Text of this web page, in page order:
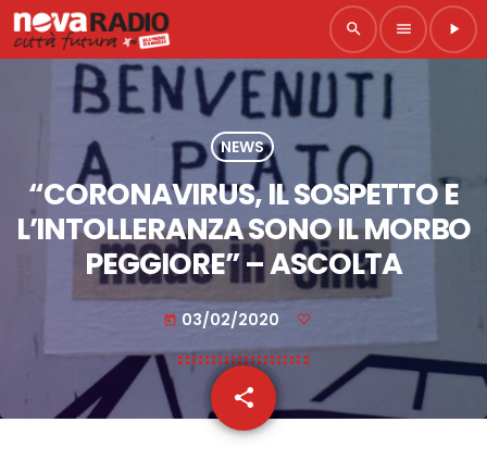
search menu play_arrow
NEWS
“CORONAVIRUS, IL SOSPETTO E
L’INTOLLERANZA SONO IL MORBO
PEGGIORE” – ASCOLTA
today 03/02/2020
share
email